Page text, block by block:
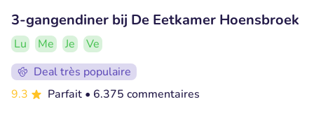
3-gangendiner bij De Eetkamer Hoensbroek
Lu Me Je
Ve
Deal très populaire
9.3
Parfait • 6.375 commentaires